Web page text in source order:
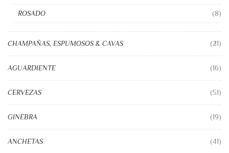
ROSADO (8)
CHAMPAÑAS, ESPUMOSOS & CAVAS (21)
AGUARDIENTE (16)
CERVEZAS (51)
GINEBRA (19)
ANCHETAS (41)